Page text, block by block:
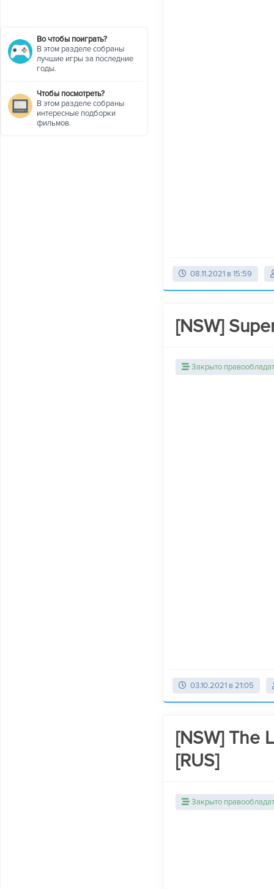
Во чтобы поиграть?
В этом разделе собраны
лучшие игры за последние
годы.
Чтобы посмотреть?
В этом разделе собраны
интересные подборки
фильмов.
08.11.2021 в 15:59
[NSW]
Закрыто
03.10.2021 в 21:05
[NSW] The
[RUS]
Закрыто